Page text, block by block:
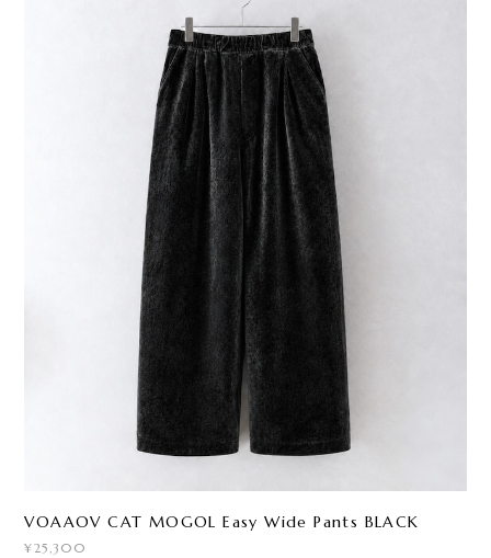
VOAAOV CAT MOGOL Easy Wide Pants BLACK
¥25,300